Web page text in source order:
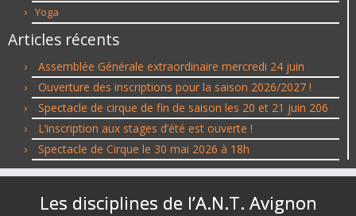
Yoga
Articles récents
Assemblée Générale extraordinaire mercredi 24 juin
Ouverture des inscriptions pour la saison 2026/2027 !
Spectacle de cirque de fin de saison les 20 et 21 juin 206
L’inscription aux stages d’été est ouverte !
Spectacle de Cirque le 30 mai 2026 à 18h
Les disciplines de l’A.N.T. Avignon